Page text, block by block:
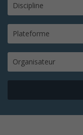
Discipline
Plateforme
Organisateur